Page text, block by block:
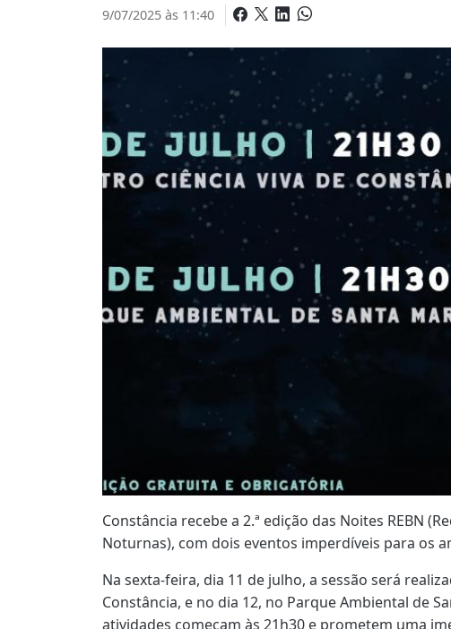
9/07/2025 às 11:40
Constância recebe a 2.ª edição das Noites REBN
Noturnas), com dois eventos imperdíveis para os
Na sexta-feira, dia 11 de julho, a sessão será
Constância, e no dia 12, no Parque Ambiental de
atividades começam às 21h30 e prometem uma